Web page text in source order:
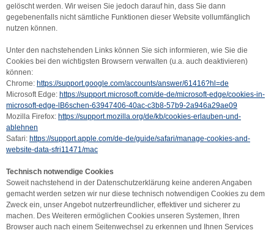
gelöscht werden. Wir weisen Sie jedoch darauf hin, dass Sie dann
gegebenenfalls nicht sämtliche Funktionen dieser Website vollumfänglich
nutzen können.
Unter den nachstehenden Links können Sie sich informieren, wie Sie die
Cookies bei den wichtigsten Browsern verwalten (u.a. auch deaktivieren)
können:
Chrome: https://support.google.com/accounts/answer/61416?hl=de
Microsoft Edge: https://support.microsoft.com/de-de/microsoft-edge/cookies-in-
microsoft-edge-lB6schen-63947406-40ac-c3b8-57b9-2a946a29ae09
Mozilla Firefox: https://support.mozilla.org/de/kb/cookies-erlauben-und-
ablehnen
Safari: https://support.apple.com/de-de/guide/safari/manage-cookies-and-
website-data-sfri11471/mac
Technisch notwendige Cookies
Soweit nachstehend in der Datenschutzerklärung keine anderen Angaben
gemacht werden setzen wir nur diese technisch notwendigen Cookies zu dem
Zweck ein, unser Angebot nutzerfreundlicher, effektiver und sicherer zu
machen. Des Weiteren ermöglichen Cookies unseren Systemen, Ihren
Browser auch nach einem Seitenwechsel zu erkennen und Ihnen Services